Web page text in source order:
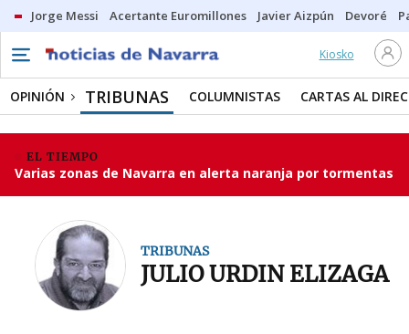
Jorge Messi Acertante Euromillones Javier Aizpún Devoré
Kiosko
OPINIÓN TRIBUNAS COLUMNISTAS CARTAS AL
EL TIEMPO
Varias zonas de Navarra en alerta naranja por tormentas
TRIBUNAS
JULIO URDIN ELIZAGA